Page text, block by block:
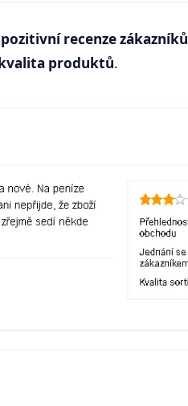
pozitivní recenze zákazníků
produktů.